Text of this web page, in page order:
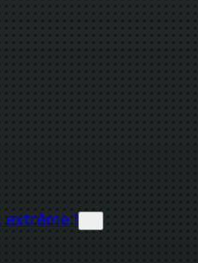
extrême !